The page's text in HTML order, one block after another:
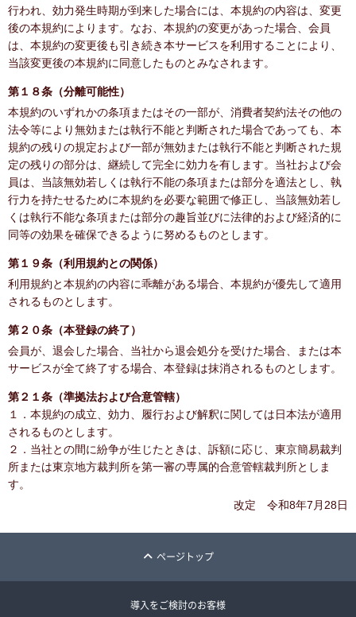
行われ、効力発生時期が到来した場合には、本規約の内容は、変更
後の本規約によります。なお、本規約の変更があった場合、会員
は、本規約の変更後も引き続き本サービスを利用することにより、
当該変更後の本規約に同意したものとみなされます。
第１８条（分離可能性）
本規約のいずれかの条項またはその一部が、消費者契約法その他の
法令等により無効または執行不能と判断された場合であっても、本
規約の残りの規定および一部が無効または執行不能と判断された規
定の残りの部分は、継続して完全に効力を有します。当社および会
員は、当該無効若しくは執行不能の条項または部分を適法とし、執
行力を持たせるために本規約を必要な範囲で修正し、当該無効若し
くは執行不能な条項または部分の趣旨並びに法律的および経済的に
同等の効果を確保できるように努めるものとします。
第１９条（利用規約との関係）
利用規約と本規約の内容に乖離がある場合、本規約が優先して適用
されるものとします。
第２０条（本登録の終了）
会員が、退会した場合、当社から退会処分を受けた場合、または本
サービスが全て終了する場合、本登録は抹消されるものとします。
第２１条（準拠法および合意管轄）
１．本規約の成立、効力、履行および解釈に関しては日本法が適用
されるものとします。
２．当社との間に紛争が生じたときは、訴額に応じ、東京簡易裁判
所または東京地方裁判所を第一審の専属的合意管轄裁判所としま
す。
改定 令和8年7月28日
ページトップ
導入をご検討のお客様